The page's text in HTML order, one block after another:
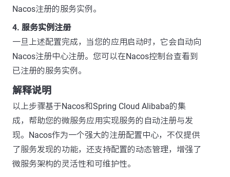
Nacos注册的服务实例。
4. 服务实例注册
一旦上述配置完成，当您的应用启动时，它会自动向
Nacos注册中心注册。您可以在Nacos控制台查看到
已注册的服务实例。
解释说明
以上步骤基于Nacos和Spring Cloud Alibaba的集
成，帮助您的微服务应用实现服务的自动注册与发
现。Nacos作为一个强大的注册配置中心，不仅提供
了服务发现的功能，还支持配置的动态管理，增强了
微服务架构的灵活性和可维护性。